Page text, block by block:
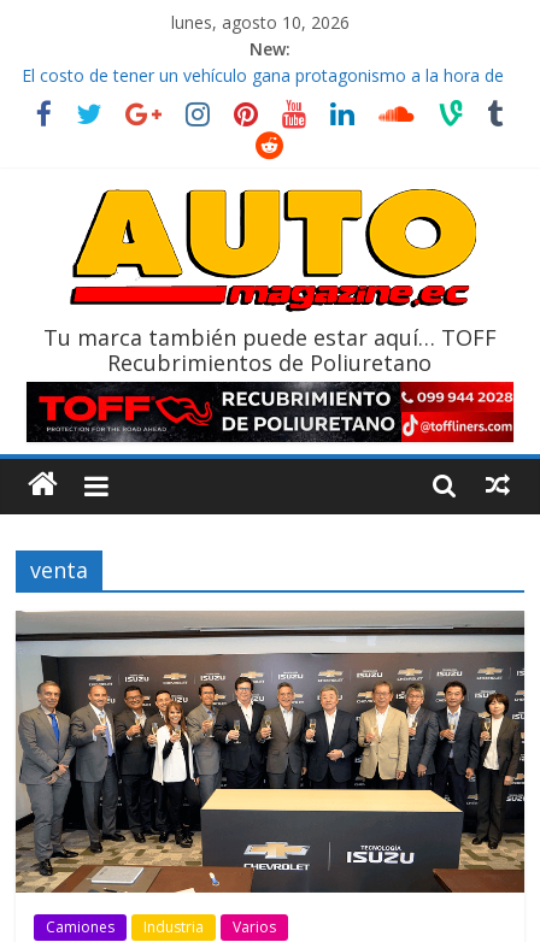
lunes, agosto 10, 2026
New:
La FEDAK recibe 12 Sinotruk Bolden para cubrir las rutas de La
Vuelta
El costo de tener un vehículo gana protagonismo a la hora de
¿Qué puede pasar con tu vehículo si permanece varios días sin
La Vuelta al Ecuador 2026, edición 47ª, recorre 7 provincias en 8
Tu marca también puede estar aquí… TOFF
Recubrimientos de Poliuretano
venta
Camiones Industria Varios